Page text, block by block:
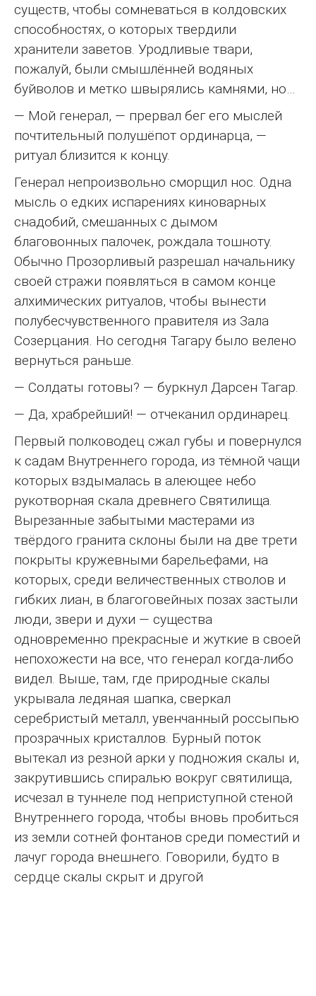
существ, чтобы сомневаться в колдовских
способностях, о которых твердили
хранители заветов. Уродливые твари,
пожалуй, были смышлённей водяных
буйволов и метко швырялись камнями, но…
— Мой генерал, — прервал бег его мыслей
почтительный полушёпот ординарца, —
ритуал близится к концу.
Генерал непроизвольно сморщил нос. Одна
мысль о едких испарениях киноварных
снадобий, смешанных с дымом
благовонных палочек, рождала тошноту.
Обычно Прозорливый разрешал начальнику
своей стражи появляться в самом конце
алхимических ритуалов, чтобы вынести
полубесчувственного правителя из Зала
Созерцания. Но сегодня Тагару было велено
вернуться раньше.
— Солдаты готовы? — буркнул Дарсен Тагар.
— Да, храбрейший! — отчеканил ординарец.
Первый полководец сжал губы и повернулся
к садам Внутреннего города, из тёмной чащи
которых вздымалась в алеющее небо
рукотворная скала древнего Святилища.
Вырезанные забытыми мастерами из
твёрдого гранита склоны были на две трети
покрыты кружевными барельефами, на
которых, среди величественных стволов и
гибких лиан, в благоговейных позах застыли
люди, звери и духи — существа
одновременно прекрасные и жуткие в своей
непохожести на все, что генерал когда-либо
видел. Выше, там, где природные скалы
укрывала ледяная шапка, сверкал
серебристый металл, увенчанный россыпью
прозрачных кристаллов. Бурный поток
вытекал из резной арки у подножия скалы и,
закрутившись спиралью вокруг святилища,
исчезал в туннеле под неприступной стеной
Внутреннего города, чтобы вновь пробиться
из земли сотней фонтанов среди поместий и
лачуг города внешнего. Говорили, будто в
сердце скалы скрыт и другой